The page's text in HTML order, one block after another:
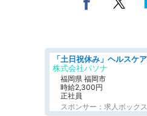
株式会社パソナ
福岡県 福岡市
時給2,300円
正社員
スポンサー：求人ボックス